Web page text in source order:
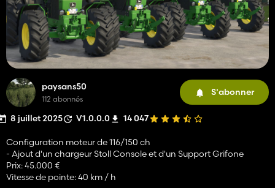
paysans50
112 abonnés
S'abonner
8 juillet 2025 V1.0.0.0 14 047
Configuration moteur de 116/150 ch
- Ajout d'un chargeur Stoll Console et d'un Support Grifone
Prix: 45.000 €
Vitesse de pointe: 40 km / h